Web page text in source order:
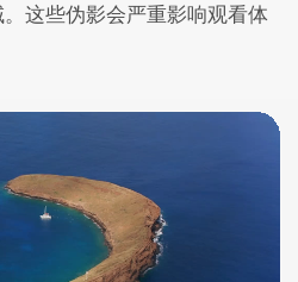
这些伪影会严重影响观看体